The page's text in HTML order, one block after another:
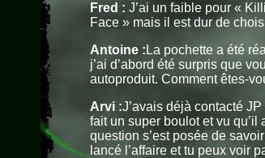
Fred : J’ai un faible pour «
Face » mais il est dur de
Antoine : La pochette a été
j’ai d’abord été surpris que
autoproduit. Comment êtes-
Arvi :J’avais déjà contacté
fait un super boulot et vu
question s’est posée de
lancé l’affaire et tu peux voir